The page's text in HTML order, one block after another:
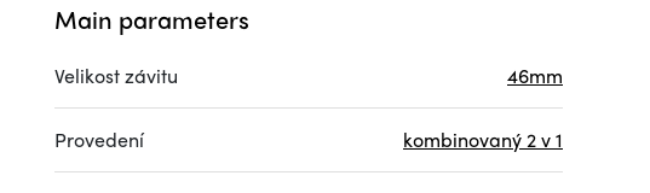
Main parameters
Velikost závitu 46mm
Provedení kombinovaný 2 v 1